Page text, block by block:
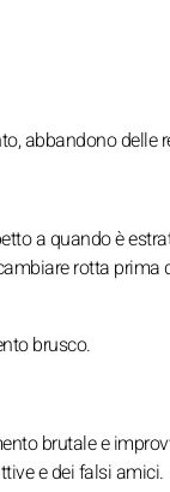
abbandono delle
a quando è
rotta
brusco.
brutale e
e dei falsi amici.